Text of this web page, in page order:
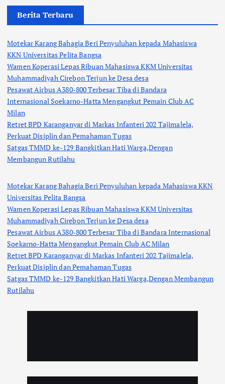
Berita Terbaru
Motekar Karang Bahagia Beri Penyuluhan kepada Mahasiswa
KKN Universitas Pelita Bangsa
Wamen Koperasi Lepas Ribuan Mahasiswa KKM Universitas
Muhammadiyah Cirebon Terjun ke Desa desa
Pesawat Airbus A380-800 Terbesar Tiba di Bandara
Internasional Soekarno-Hatta Mengangkut Pemain Club AC
Milan
Retret BPD Karanganyar di Markas Infanteri 202 Tajimalela,
Perkuat Disiplin dan Pemahaman Tugas
Satgas TMMD ke-129 Bangkitkan Hati Warga,Dengan
Membangun Rutilahu
Motekar Karang Bahagia Beri Penyuluhan kepada Mahasiswa KKN
Universitas Pelita Bangsa
Wamen Koperasi Lepas Ribuan Mahasiswa KKM Universitas
Muhammadiyah Cirebon Terjun ke Desa desa
Pesawat Airbus A380-800 Terbesar Tiba di Bandara Internasional
Soekarno-Hatta Mengangkut Pemain Club AC Milan
Retret BPD Karanganyar di Markas Infanteri 202 Tajimalela,
Perkuat Disiplin dan Pemahaman Tugas
Satgas TMMD ke-129 Bangkitkan Hati Warga,Dengan Membangun
Rutilahu